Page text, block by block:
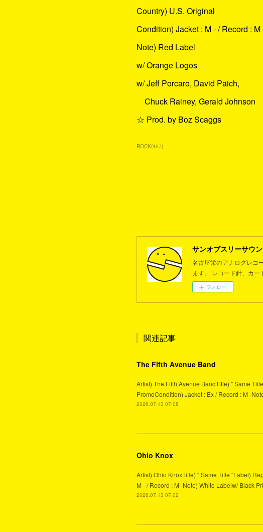
Country) U.S. Original
Condition) Jacket : M - / Record : M
Note) Red Label
w/ Orange Logos
w/ Jeff Porcaro, David Paich,
Chuck Rainey, Gerald Johnson
☆ Prod. by Boz Scaggs
ROCK(407)
サンオブスリーサウ
名古屋栄のアナログレコ
ます。 レコード針、カー
フォロー
関連記事
The Fifth Avenue Band
Artist) The Fifth Avenue BandTitle) " Same
PromoCondition) Jacket : Ex / Record : M -
2026.07.13 07:08
Ohio Knox
Artist) Ohio KnoxTitle) " Same Title "Label)
M - / Record : M -Note) White Labelw/ Black
2026.07.13 07:02